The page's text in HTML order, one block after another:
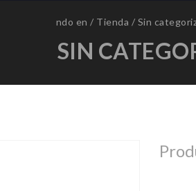
ndo en / Tienda / Sin
SIN